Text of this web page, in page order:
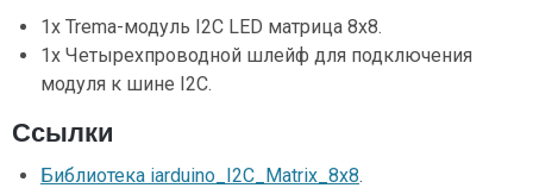
1x Trema-модуль I2C LED матрица 8x8.
1x Четырехпроводной шлейф для подключения
модуля к шине I2C.
Ссылки
Библиотека iarduino_I2C_Matrix_8x8.